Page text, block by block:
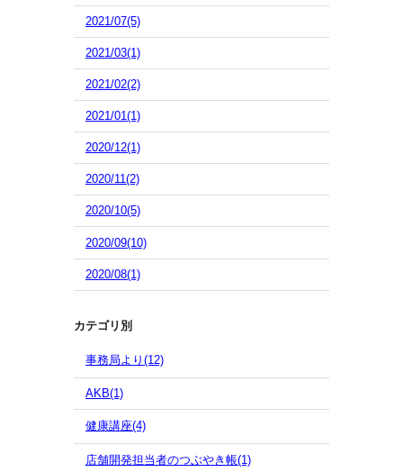
2021/07(5)
2021/03(1)
2021/02(2)
2021/01(1)
2020/12(1)
2020/11(2)
2020/10(5)
2020/09(10)
2020/08(1)
カテゴリ別
事務局より(12)
AKB(1)
健康講座(4)
店舗開発担当者のつぶやき帳(1)